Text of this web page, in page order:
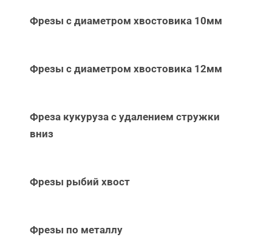
Фрезы с диаметром хвостовика 10мм
Фрезы с диаметром хвостовика 12мм
Фреза кукуруза с удалением стружки
вниз
Фрезы рыбий хвост
Фрезы по металлу